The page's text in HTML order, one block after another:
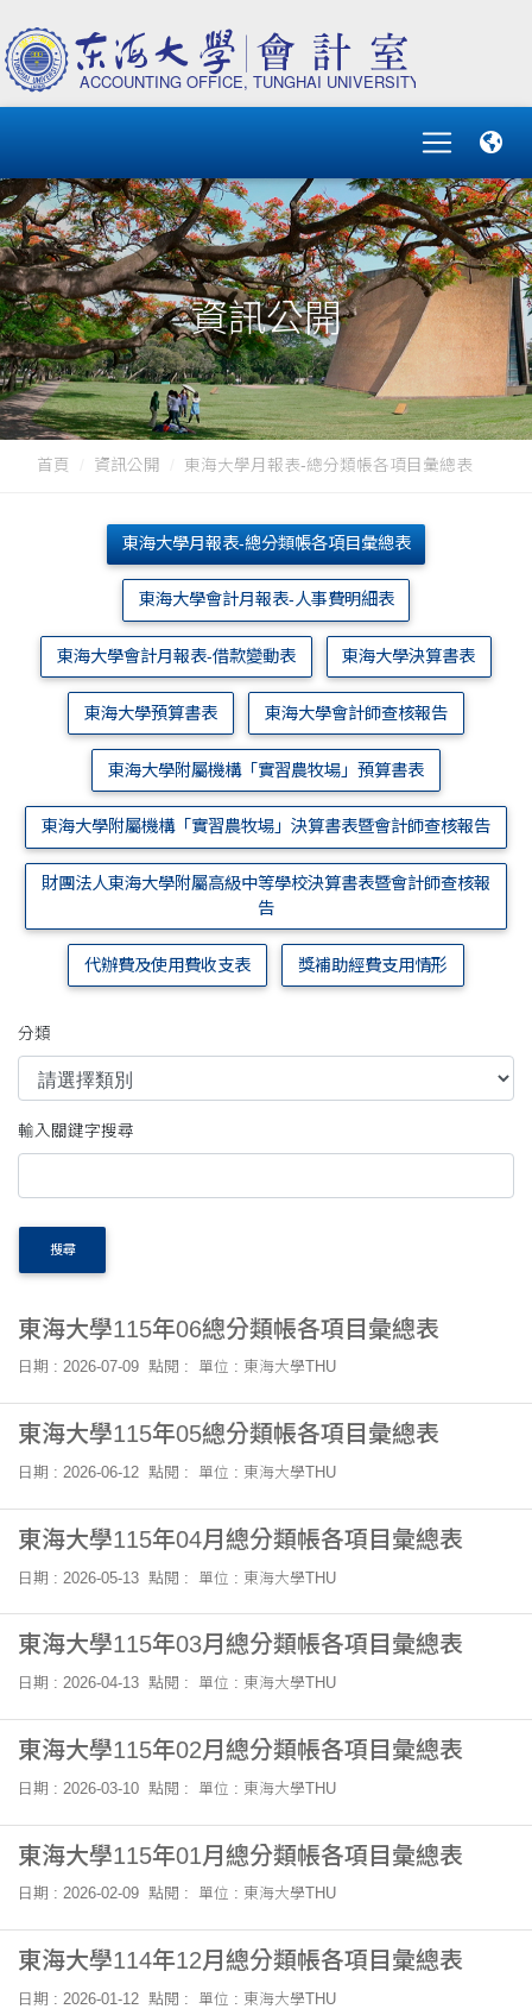
資訊公開
首頁 資訊公開 東海大學月報表-總分類帳各項目彙總表
東海大學月報表-總分類帳各項目彙總表
東海大學會計月報表-人事費明細表
東海大學會計月報表-借款變動表 東海大學決算書表
東海大學預算書表 東海大學會計師查核報告
東海大學附屬機構「實習農牧場」預算書表
東海大學附屬機構「實習農牧場」決算書表暨會計師查核報告
財團法人東海大學附屬高級中等學校決算書表暨會計師查核報
告
代辦費及使用費收支表 獎補助經費支用情形
分類
輸入關鍵字搜尋
搜尋
東海大學115年06總分類帳各項目彙總表
日期 : 2026-07-09 點閱 : 單位 : 東海大學THU
東海大學115年05總分類帳各項目彙總表
日期 : 2026-06-12 點閱 : 單位 : 東海大學THU
東海大學115年04月總分類帳各項目彙總表
日期 : 2026-05-13 點閱 : 單位 : 東海大學THU
東海大學115年03月總分類帳各項目彙總表
日期 : 2026-04-13 點閱 : 單位 : 東海大學THU
東海大學115年02月總分類帳各項目彙總表
日期 : 2026-03-10 點閱 : 單位 : 東海大學THU
東海大學115年01月總分類帳各項目彙總表
日期 : 2026-02-09 點閱 : 單位 : 東海大學THU
東海大學114年12月總分類帳各項目彙總表
日期 : 2026-01-12 點閱 : 單位 : 東海大學THU